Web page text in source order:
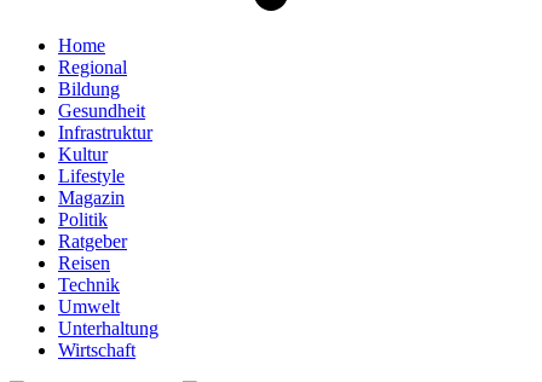
Home
Regional
Bildung
Gesundheit
Infrastruktur
Kultur
Lifestyle
Magazin
Politik
Ratgeber
Reisen
Technik
Umwelt
Unterhaltung
Wirtschaft